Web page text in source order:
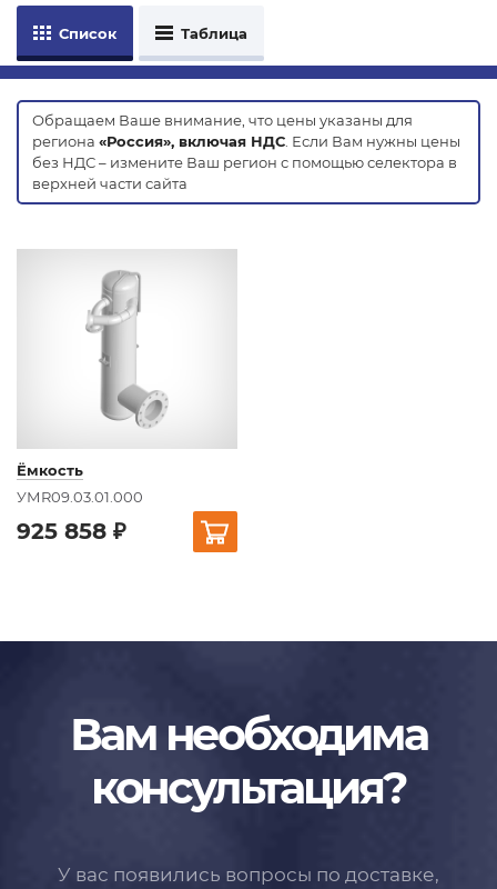
Список Таблица
Обращаем Ваше внимание, что цены указаны для
региона «Россия», включая НДС . Если Вам нужны цены
без НДС – измените Ваш регион с помощью селектора в
верхней части сайта
Ёмкость
УМR09.03.01.000
925 858 ₽
Вам необходима
консультация?
У вас появились вопросы по доставке,